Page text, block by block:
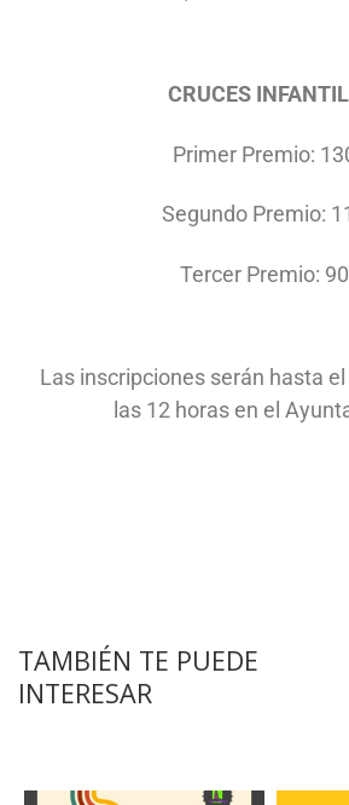
CRUCES
Primer Premio:
Segundo Premio:
Tercer Premio:
Las inscripciones serán hasta
las 12 horas en el
TAMBIÉN TE PUEDE
INTERESAR